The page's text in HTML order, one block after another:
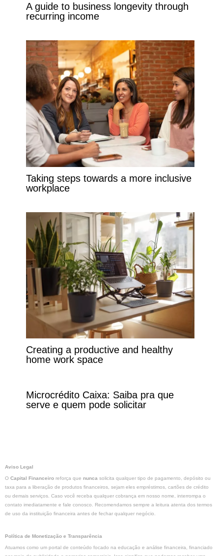
A guide to business longevity through
recurring income
Taking steps towards a more inclusive
workplace
Creating a productive and healthy
home work space
Microcrédito Caixa: Saiba pra que
serve e quem pode solicitar
Aviso Legal
O Capital Financeiro reforça que nunca solicita qualquer tipo de pagamento, depósito ou
taxa para a liberação de produtos financeiros, sejam eles empréstimos, cartões de crédito
ou demais serviços. Caso você receba qualquer cobrança em nosso nome, interrompa o
contato imediatamente e fale conosco. Recomendamos sempre a leitura atenta dos termos
de uso da instituição financeira antes de fechar qualquer negócio.
Política de Monetização e Transparência
Atuamos como um portal de conteúdo focado na educação e análise financeira, financiado